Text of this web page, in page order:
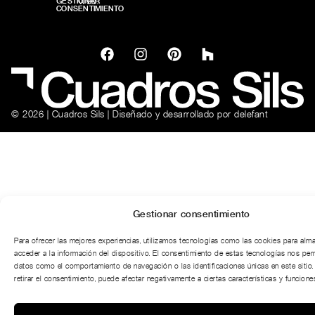
Gestionar consentimiento
Para ofrecer las mejores experiencias, utilizamos tecnologías como las cookies para
acceder a la información del dispositivo. El consentimiento de estas tecnologías nos
datos como el comportamiento de navegación o las identificaciones únicas en este
retirar el consentimiento, puede afectar negativamente a ciertas características y
CONSENTIMIENTO
© 2026 | Cuadros Sils | Diseñado y desarrollado por delefant